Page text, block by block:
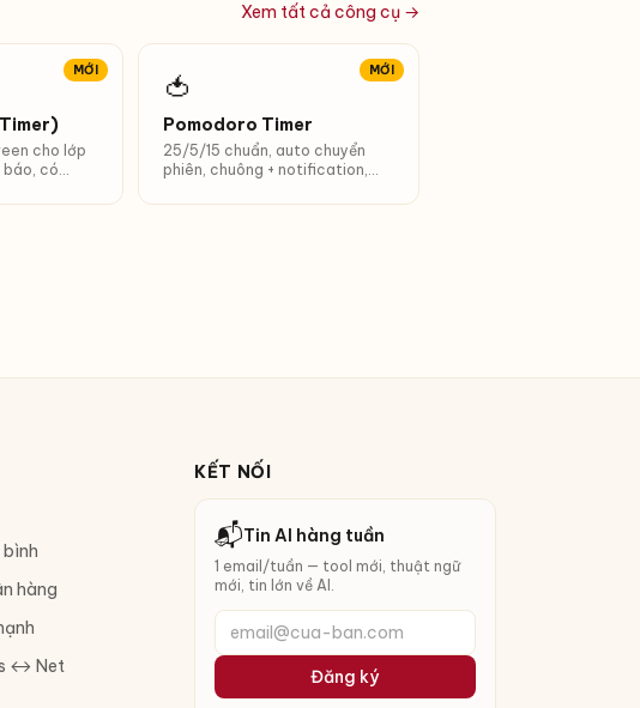
Xem tất cả công cụ →
MỚI
cho lớp
báo, có
MỚI
🍅
Pomodoro Timer
25/5/15 chuẩn, auto chuyển
phiên, chuông + notification,
hàng
↔ Net
KẾT NỐI
📬Tin AI hàng tuần
1 email/tuần — tool mới, thuật ngữ
mới, tin lớn về AI.
email@cua-ban.com
Đăng ký